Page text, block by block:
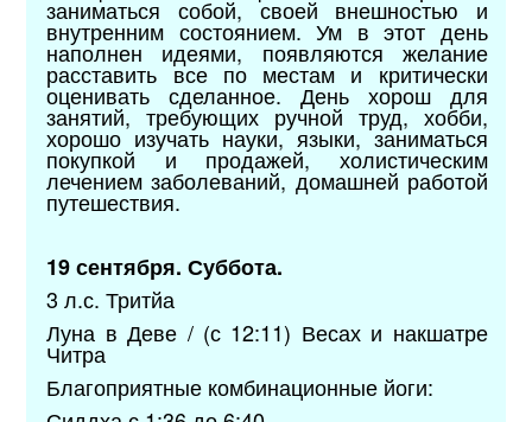
заниматься собой, своей внешностью и
внутренним состоянием. Ум в этот день
наполнен идеями, появляются желание
расставить все по местам и критически
оценивать сделанное. День хорош для
занятий, требующих ручной труд, хобби,
хорошо изучать науки, языки, заниматься
покупкой и продажей, холистическим
лечением заболеваний, домашней работой
путешествия.
19 сентября. Суббота.
3 л.с. Тритйа
Луна в Деве / (с 12:11) Весах и накшатре
Читра
Благоприятные комбинационные йоги: